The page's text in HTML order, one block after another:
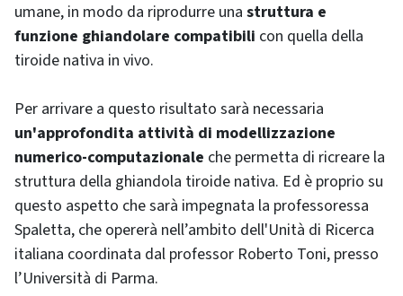
umane, in modo da riprodurre una struttura e
funzione ghiandolare compatibili con quella della
tiroide nativa in vivo.
Per arrivare a questo risultato sarà necessaria
un'approfondita attività di modellizzazione
numerico-computazionale che permetta di ricreare la
struttura della ghiandola tiroide nativa. Ed è proprio su
questo aspetto che sarà impegnata la professoressa
Spaletta, che opererà nell’ambito dell'Unità di Ricerca
italiana coordinata dal professor Roberto Toni, presso
l’Università di Parma.